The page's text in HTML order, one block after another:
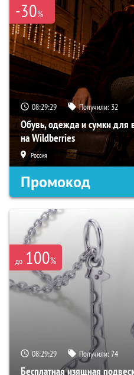
-30%
08:29:29 Получили: 32
Обувь, одежда и сумки для
на Wildberries
Россия
Промокод
до 100%
08:29:29 Получили:74
Бесплатная изящная